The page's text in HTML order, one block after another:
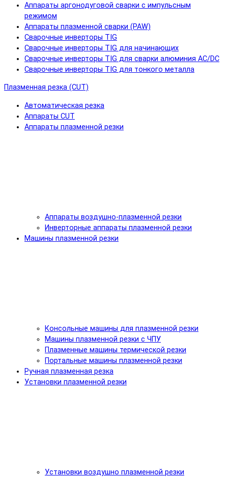
Аппараты аргонодуговой сварки с импульсным
режимом
Аппараты плазменной сварки (PAW)
Сварочные инверторы TIG
Сварочные инверторы TIG для начинающих
Сварочные инверторы TIG для сварки алюминия AC/DC
Сварочные инверторы TIG для тонкого металла
Плазменная резка (CUT)
Автоматическая резка
Аппараты CUT
Аппараты плазменной резки
Аппараты воздушно-плазменной резки
Инверторные аппараты плазменной резки
Машины плазменной резки
Консольные машины для плазменной резки
Машины плазменной резки с ЧПУ
Плазменные машины термической резки
Портальные машины плазменной резки
Ручная плазменная резка
Установки плазменной резки
Установки воздушно плазменной резки